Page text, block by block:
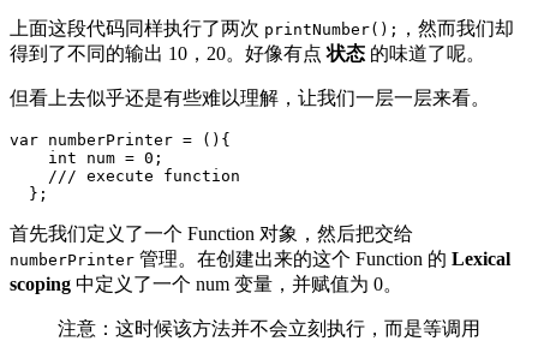
上面这段代码同样执行了两次 printNumber();
，然而我们却
得到了不同的输出 10，20。好像有点状态 的味道了呢。
但看上去似乎还是有些难以理解，让我们一层一层来看。
var numberPrinter = (){
    int num = 0;
    /// execute function
  };
首先我们定义了一个 Function 对象，然后把交给
numberPrinter 管理。在创建出来的这个 Function 的 Lexical
scoping 中定义了一个 num 变量，并赋值为 0。
注意：这时候该方法并不会立刻执行，而是等调用